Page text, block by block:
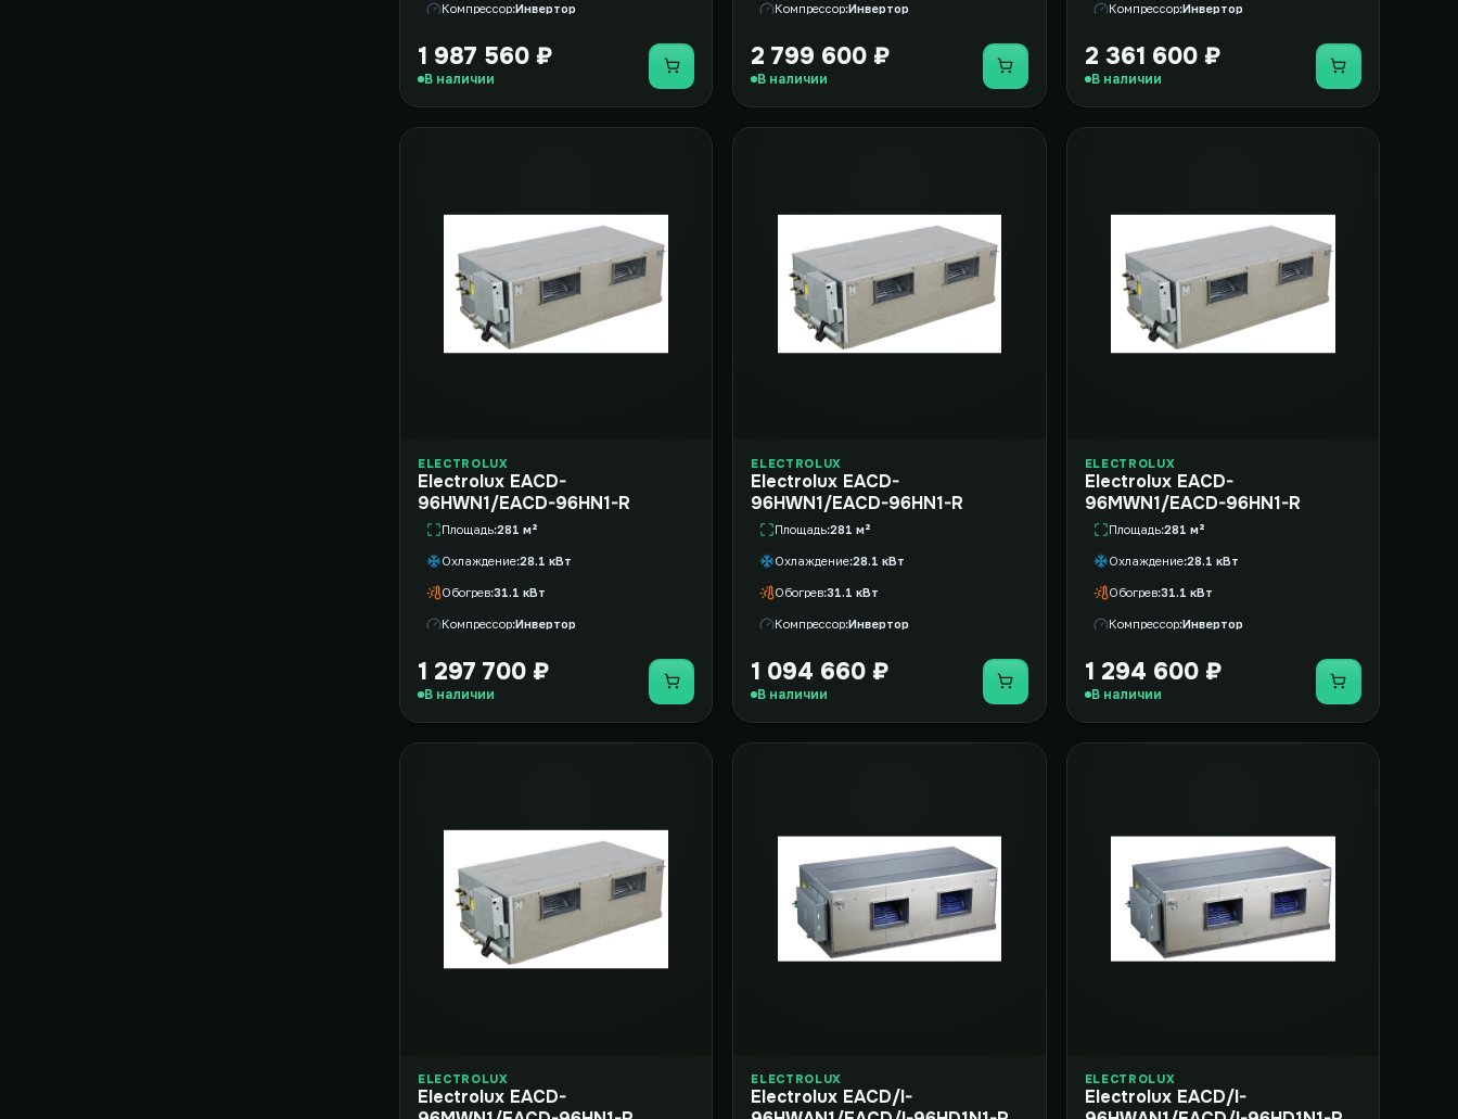
Компрессор Инвертор
1 987 560 ₽
В наличии Купить
Компрессор Инвертор
2 799 600 ₽
В наличии Купить
Компрессор Инвертор
2 361 600 ₽
В наличии Купить
ELECTROLUX
Electrolux EACD-
96HWN1/EACD-96HN1-R
Площадь 281 м²
Охлаждение 28.1 кВт
Обогрев 31.1 кВт
Компрессор Инвертор
1 297 700 ₽
В наличии Купить
ELECTROLUX
Electrolux EACD-
96HWN1/EACD-96HN1-R
Площадь 281 м²
Охлаждение 28.1 кВт
Обогрев 31.1 кВт
Компрессор Инвертор
1 094 660 ₽
В наличии Купить
ELECTROLUX
Electrolux EACD-
96MWN1/EACD-96HN1-R
Площадь 281 м²
Охлаждение 28.1 кВт
Обогрев 31.1 кВт
Компрессор Инвертор
1 294 600 ₽
В наличии Купить
ELECTROLUX
Electrolux EACD-
ELECTROLUX
Electrolux EACD/I-
ELECTROLUX
Electrolux EACD/I-